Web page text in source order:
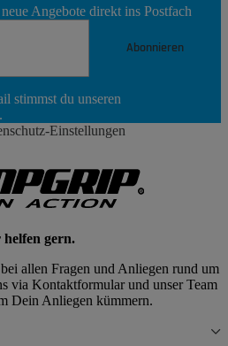
Angebote direkt ins Postfach
Abonnieren
stimmst du unseren
Einstellungen
gern.
allen Fragen und Anliegen rund um
via Kontaktformular und unser Team
Dein Anliegen kümmern.